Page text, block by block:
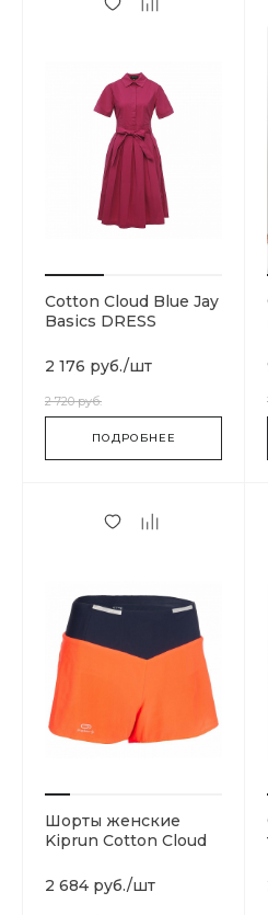
Cotton Cloud Blue Jay
Basics DRESS
2 176 руб./шт
2 720 руб.
ПОДРОБНЕЕ
Шорты женские
Kiprun Cotton Cloud
2 684 руб./шт